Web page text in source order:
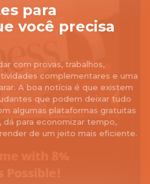
para
você precisa
com provas, trabalhos,
complementares e uma
A boa notícia é que existem
que podem deixar tudo
algumas plataformas gratuitas
dá para economizar tempo,
de um jeito mais eficiente.